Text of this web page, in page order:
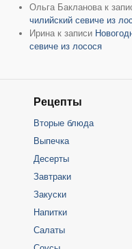
Ольга Бакланова к
чилийский севиче из
Ирина к записи
севиче из лосося
Рецепты
Вторые блюда
Выпечка
Десерты
Завтраки
Закуски
Напитки
Салаты